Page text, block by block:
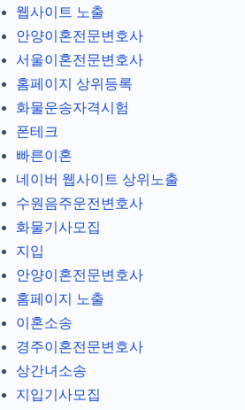
웹사이트 노출
안양이혼전문변호사
서울이혼전문변호사
홈페이지 상위등록
화물운송자격시험
폰테크
빠른이혼
네이버 웹사이트 상위노출
수원음주운전변호사
화물기사모집
지입
안양이혼전문변호사
홈페이지 노출
이혼소송
경주이혼전문변호사
상간녀소송
지입기사모집